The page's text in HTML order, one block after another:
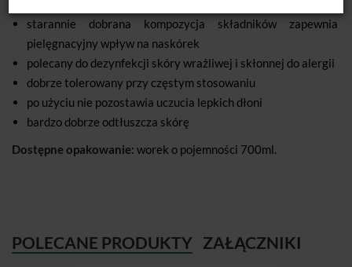
starannie dobrana kompozycja składników zapewnia
pielęgnacyjny wpływ na naskórek
polecany do dezynfekcji skóry wrażliwej i skłonnej do alergii
dobrze tolerowany przy częstym stosowaniu
po użyciu nie pozostawia uczucia lepkich dłoni
bardzo dobrze odtłuszcza skórę
Dostępne opakowanie: worek o pojemności 700ml.
POLECANE PRODUKTY ZAŁĄCZNIKI